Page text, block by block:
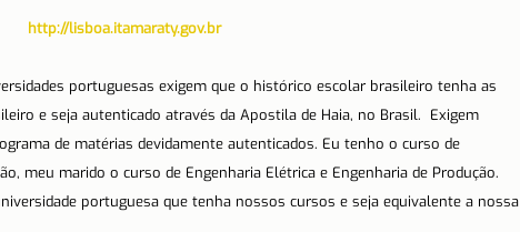
http://lisboa.itamaraty.gov.br
portuguesas exigem que o histórico escolar brasileiro tenha as
e seja autenticado através da Apostila de Haia, no Brasil.  Exigem
de matérias devidamente autenticados. Eu tenho o curso de
meu marido o curso de Engenharia Elétrica e Engenharia de Produção.
portuguesa que tenha nossos cursos e seja equivalente a nossa